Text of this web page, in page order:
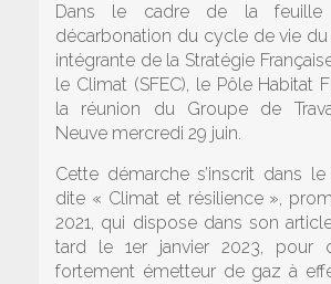
Dans le cadre de la
décarbonation du cycle de vie
intégrante de la Stratégie
le Climat (SFEC), le Pôle Habitat
la réunion du Groupe de
Neuve mercredi 29 juin.
Cette démarche s’inscrit dans
dite « Climat et résilience »,
2021, qui dispose dans son
tard le 1er janvier 2023, pour
fortement émetteur de gaz à